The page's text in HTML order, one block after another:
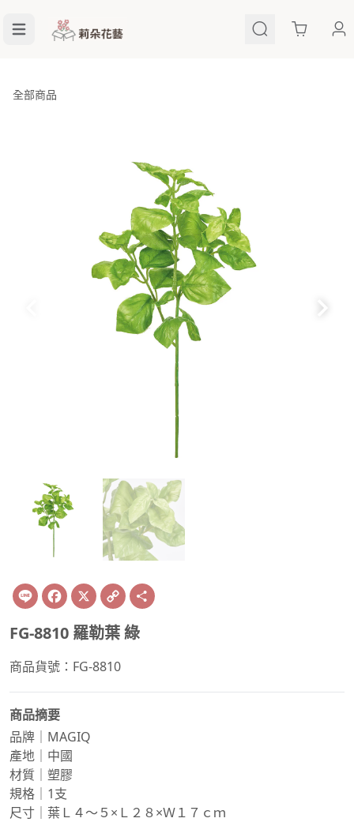
Cart
全部商品
Line Facebook
X Copy
Link
FG-8810 羅勒葉 綠
商品貨號：FG-8810
商品摘要
品牌｜MAGIQ
產地｜中國
材質｜塑膠
規格｜1支
尺寸｜葉Ｌ４～５×Ｌ２８×Ｗ１７ｃｍ